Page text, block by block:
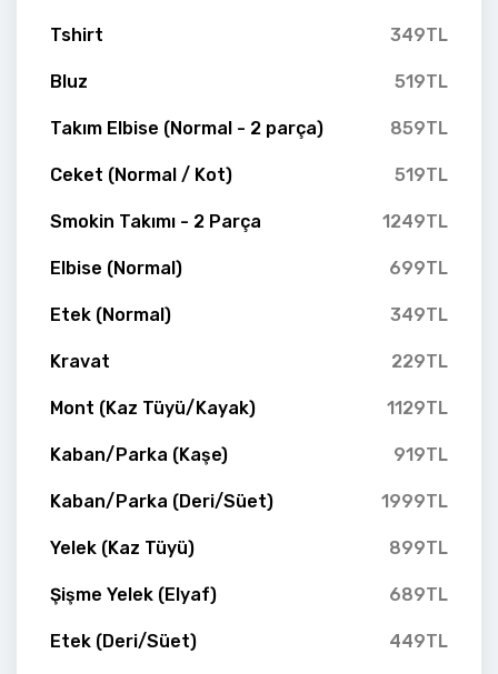
Tshirt 349TL
Bluz 519TL
Takım Elbise (Normal - 2 parça) 859TL
Ceket (Normal / Kot) 519TL
Smokin Takımı - 2 Parça 1249TL
Elbise (Normal) 699TL
Etek (Normal) 349TL
Kravat 229TL
Mont (Kaz Tüyü/Kayak) 1129TL
Kaban/Parka (Kaşe) 919TL
Kaban/Parka (Deri/Süet) 1999TL
Yelek (Kaz Tüyü) 899TL
Şişme Yelek (Elyaf) 689TL
Etek (Deri/Süet) 449TL